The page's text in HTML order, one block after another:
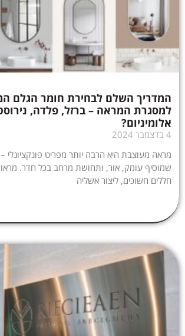
המדריך השלם לבחירת חומר הגלם
למסגרת המראה – ברזל, פלדה,
אלומיניום?
4 בדצמבר 2024
מראה מעוצבת היא הרבה יותר מפריט פונקציונלי –
שמוסיף עומק, אור, ותחושת מרחב בכל חדר.
חללים חשוכים, ליצור אשליה